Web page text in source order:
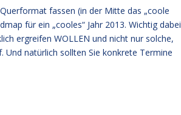
fassen (in der Mitte das „coole
für ein „cooles“ Jahr 2013. Wichtig dabei
ergreifen WOLLEN und nicht nur solche,
Und natürlich sollten Sie konkrete Termine